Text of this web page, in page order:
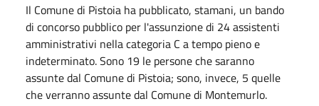
Il Comune di Pistoia ha pubblicato, stamani, un bando
di concorso pubblico per l'assunzione di 24 assistenti
amministrativi nella categoria C a tempo pieno e
indeterminato. Sono 19 le persone che saranno
assunte dal Comune di Pistoia; sono, invece, 5 quelle
che verranno assunte dal Comune di Montemurlo.